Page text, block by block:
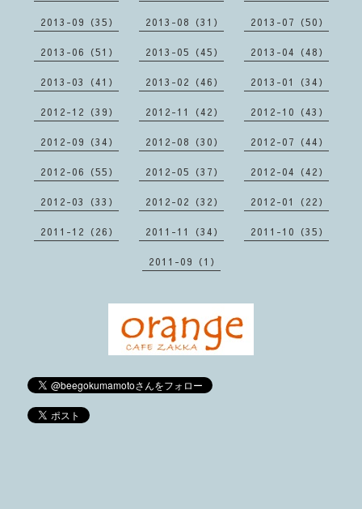
2013-09（35） 2013-08（31） 2013-07（50）
2013-06（51） 2013-05（45） 2013-04（48）
2013-03（41） 2013-02（46） 2013-01（34）
2012-12（39） 2012-11（42） 2012-10（43）
2012-09（34） 2012-08（30） 2012-07（44）
2012-06（55） 2012-05（37） 2012-04（42）
2012-03（33） 2012-02（32） 2012-01（22）
2011-12（26） 2011-11（34） 2011-10（35）
2011-09（1）